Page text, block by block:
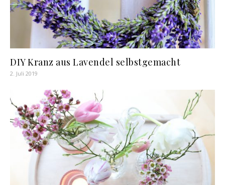
DIY Kranz aus Lavendel selbstgemacht
2. Juli 2019